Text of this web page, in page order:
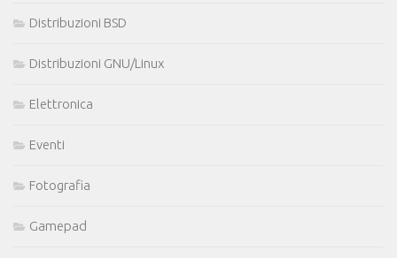
Distribuzioni BSD
Distribuzioni GNU/Linux
Elettronica
Eventi
Fotografia
Gamepad